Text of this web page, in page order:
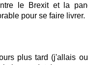
le Brexit et la
pour se faire livrer.
plus tard (j'allais